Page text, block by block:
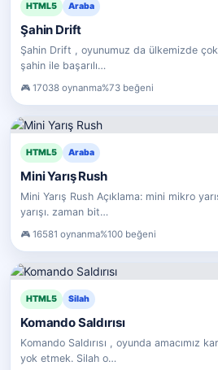
HTML5 Araba
Şahin Drift
Şahin Drift , oyunumuz da ülkemizde
şahin ile başarılı…
17038 oynanma%73 beğeni
HTML5 Araba
Mini Yarış Rush
Mini Yarış Rush Açıklama: mini mikro
yarışı. zaman bit…
16581 oynanma%100 beğeni
HTML5 Silah
Komando Saldırısı
Komando Saldırısı , oyunda amacımız
yok etmek. Silah o…